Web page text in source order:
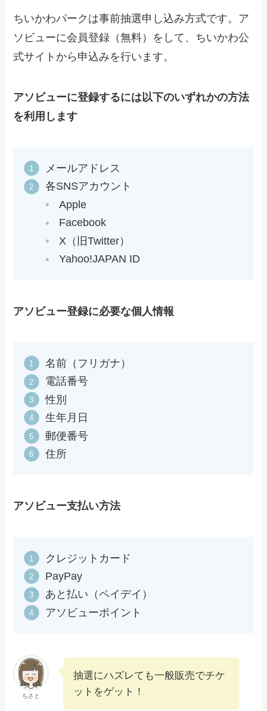
ちいかわパークは事前抽選申し込み方式です。ア
ソビューに会員登録（無料）をして、ちいかわ公
式サイトから申込みを行います。
アソビューに登録するには以下のいずれかの方法
を利用します
メールアドレス
各SNSアカウント
Apple
Facebook
X（旧Twitter）
Yahoo!JAPAN ID
アソビュー登録に必要な個人情報
名前（フリガナ）
電話番号
性別
生年月日
郵便番号
住所
アソビュー支払い方法
クレジットカード
PayPay
あと払い（ペイデイ）
アソビューポイント
ちさと
抽選にハズレても一般販売でチケ
ットをゲット！